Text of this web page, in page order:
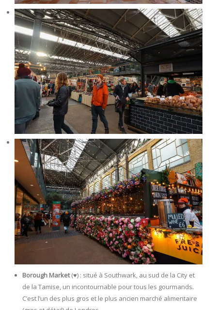
Borough Market(♥️) : situé à Southwark, au sud de la City et
de la Tamise, un incontournable pour tous les gourmands.
C’est l’un des plus gros et le plus ancien marché alimentaire